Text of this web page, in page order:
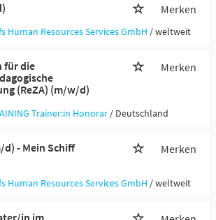
Merken
Human Resources Services GmbH / weltweit
für die
(ReZA) (m/w/d)
Merken
Trainer:in Honorar / Deutschland
- Mein Schiff
Merken
Human Resources Services GmbH / weltweit
in im